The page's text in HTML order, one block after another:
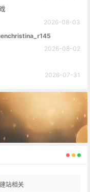
2026-08-03
2026-08-02
2026-07-31
建站相关